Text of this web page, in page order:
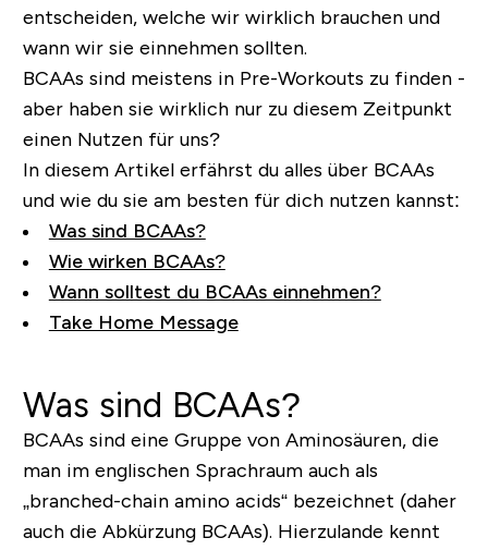
entscheiden, welche wir wirklich brauchen und
wann wir sie einnehmen sollten.
BCAAs sind meistens in Pre-Workouts zu finden -
aber haben sie wirklich nur zu diesem Zeitpunkt
einen Nutzen für uns?
In diesem Artikel erfährst du alles über BCAAs
und wie du sie am besten für dich nutzen kannst:
Was sind BCAAs?
Wie wirken BCAAs?
Wann solltest du BCAAs einnehmen?
Take Home Message
Was sind BCAAs?
BCAAs sind eine Gruppe von Aminosäuren, die
man im englischen Sprachraum auch als
„branched-chain amino acids“ bezeichnet (daher
auch die Abkürzung BCAAs). Hierzulande kennt